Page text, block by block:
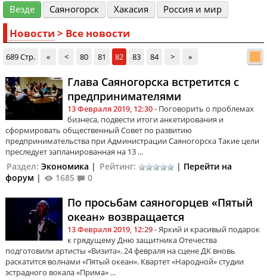
Везде Cаяногорск Хакасия Россия и мир
Новости > Все новости
689 Стр. « < 80 81 82 83 84 > »
Глава Саяногорска встретится с
предпринимателями
13 Февраля 2019, 12:30- Поговорить о проблемах
бизнеса, подвести итоги анкетирования и
сформировать общественный Совет по развитию
предпринимательства при Администрации Саяногорска Такие цели
преследует запланированная на 13 ...
Раздел: Экономика | Рейтинг: | Перейти на
форум | 1685 0
По просьбам саяногорцев «Пятый
океан» возвращается
13 Февраля 2019, 12:29- Яркий и красивый подарок
к грядущему Дню защитника Отечества
подготовили артисты «Визита». 24 февраля на сцене ДК вновь
раскатится волнами «Пятый океан». Квартет «Народной» студии
эстрадного вокала «Прима» ...